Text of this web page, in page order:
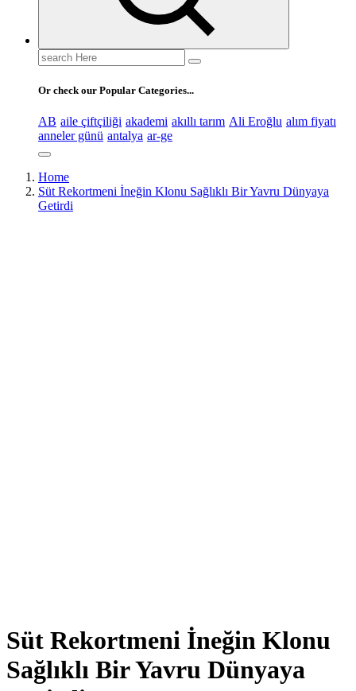
Search
for:
Or check our Popular Categories...
AB aile çiftçiliği akademi akıllı tarım Ali Eroğlu alım fiyatı
anneler günü antalya ar-ge
Home
Süt Rekortmeni İneğin Klonu Sağlıklı Bir Yavru Dünyaya
Getirdi
Süt Rekortmeni İneğin Klonu
Sağlıklı Bir Yavru Dünyaya